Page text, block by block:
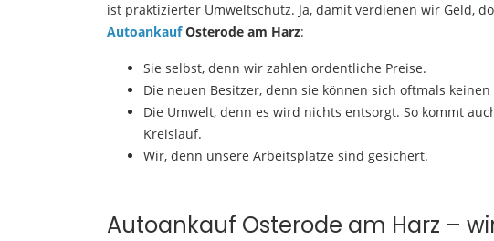
ist praktizierter Umweltschutz. Ja, damit verdienen wir Geld,
AutoankaufOsterode am Harz:
Sie selbst, denn wir zahlen ordentliche Preise.
Die neuen Besitzer, denn sie können sich oftmals
Die Umwelt, denn es wird nichts entsorgt. So kommt
Kreislauf.
Wir, denn unsere Arbeitsplätze sind gesichert.
Autoankauf Osterode am Harz –